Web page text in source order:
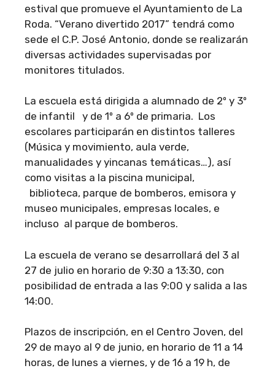
estival que promueve el Ayuntamiento de La
Roda. “Verano divertido 2017” tendrá como
sede el C.P. José Antonio, donde se realizarán
diversas actividades supervisadas por
monitores titulados.
La escuela está dirigida a alumnado de 2º y 3º
de infantil y de 1º a 6º de primaria. Los
escolares participarán en distintos talleres
(Música y movimiento, aula verde,
manualidades y yincanas temáticas…), así
como visitas a la piscina municipal,
biblioteca, parque de bomberos, emisora y
museo municipales, empresas locales, e
incluso al parque de bomberos.
La escuela de verano se desarrollará del 3 al
27 de julio en horario de 9:30 a 13:30, con
posibilidad de entrada a las 9:00 y salida a las
14:00.
Plazos de inscripción, en el Centro Joven, del
29 de mayo al 9 de junio, en horario de 11 a 14
horas, de lunes a viernes, y de 16 a 19 h, de